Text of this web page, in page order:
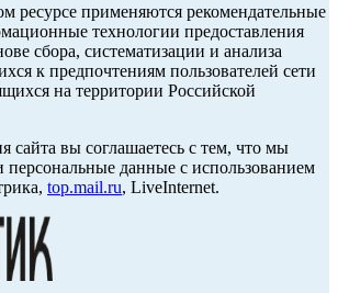
ресурсе применяются рекомендательные
технологии предоставления
сбора, систематизации и анализа
к предпочтениям пользователей сети
на территории Российской
сайта вы соглашаетесь с тем, что мы
персональные данные с использованием
top.mail.ru, LiveInternet.